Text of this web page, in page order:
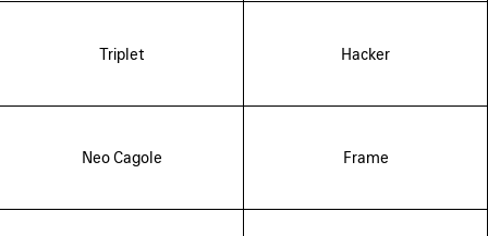
Triplet Hacker
Neo Cagole Frame